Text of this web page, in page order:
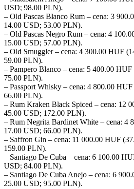
USD; 98.00 PLN).
– Old Pascas Blanco Rum – cena: 3
14.00 USD; 53.00 PLN).
– Old Pascas Negro Rum – cena: 4
15.00 USD; 57.00 PLN).
– Old Smuggler – cena: 4 300.00 HUF
59.00 PLN).
– Pampero Blanco – cena: 5 400.00
75.00 PLN).
– Passport Whisky – cena: 4 800.00
66.00 PLN).
– Rum Kraken Black Spiced – cena: 12
45.00 USD; 172.00 PLN).
– Rum Negrita Bardinet White – cena: 4
17.00 USD; 66.00 PLN).
– Saffron Gin – cena: 11 000.00 HUF
159.00 PLN).
– Santiago De Cuba – cena: 6 100.00
USD; 84.00 PLN).
– Santiago De Cuba Anejo – cena: 6
25.00 USD; 95.00 PLN).